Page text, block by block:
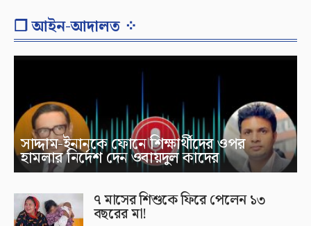
❐ আইন-আদালত ⁘
সাদ্দাম-ইনানকে ফোনে শিক্ষার্থীদের ওপর
হামলার নির্দেশ দেন ওবায়দুল কাদের
৭ মাসের শিশুকে ফিরে পেলেন ১৩
বছরের মা!